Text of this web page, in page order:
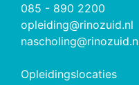
085 - 890 2200
opleiding@rinozuid.nl
Opleidingslocaties